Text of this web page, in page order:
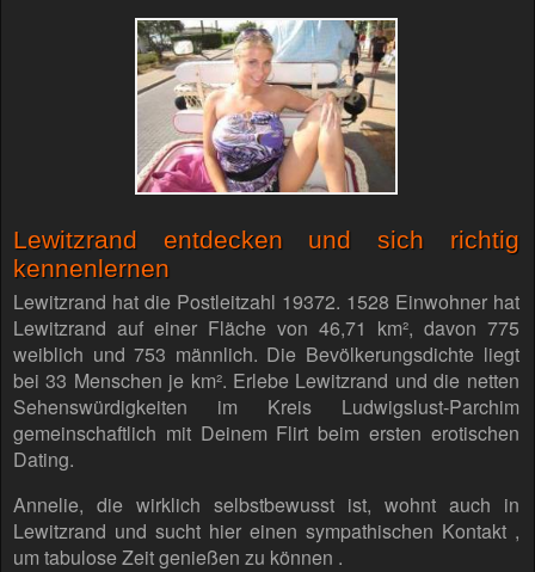
Lewitzrand entdecken und sich richtig
kennenlernen
Lewitzrand hat die Postleitzahl 19372. 1528 Einwohner hat
Lewitzrand auf einer Fläche von 46,71 km², davon 775
weiblich und 753 männlich. Die Bevölkerungsdichte liegt
bei 33 Menschen je km². Erlebe Lewitzrand und die netten
Sehenswürdigkeiten im Kreis Ludwigslust-Parchim
gemeinschaftlich mit Deinem Flirt beim ersten erotischen
Dating.
Annelie, die wirklich selbstbewusst ist, wohnt auch in
Lewitzrand und sucht hier einen sympathischen Kontakt ,
um tabulose Zeit genießen zu können .